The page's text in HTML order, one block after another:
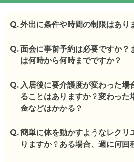
Q. 外出に条件や時間の制限はあり
特にございません。
Q. 面会に事前予約は必要ですか？
は何時から何時までですか？
事前予約が必要です。
(回答者: 施設担当者,回答日: 2024/03/28)
Q. 入居後に要介護度が変わった場
ることはありますか？変わった
金などはかかる？
基本的に移動はございません。
Q. 簡単に体を動かすようなレクリ
りますか？ある場合、週に何回